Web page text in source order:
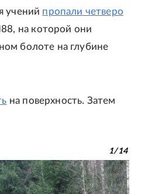
учений пропали четверо
на которой они
болоте на глубине
на поверхность. Затем
1/14